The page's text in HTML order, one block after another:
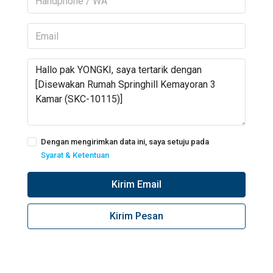
Dengan mengirimkan data ini, saya setuju pada
Syarat & Ketentuan
Kirim Email
Kirim Pesan